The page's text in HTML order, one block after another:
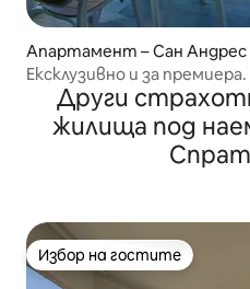
Апартамент – Сан Андрес
Ексклузивно и за
Джакузи
Други
жилища под
Избор на гостите
Избор на гостите